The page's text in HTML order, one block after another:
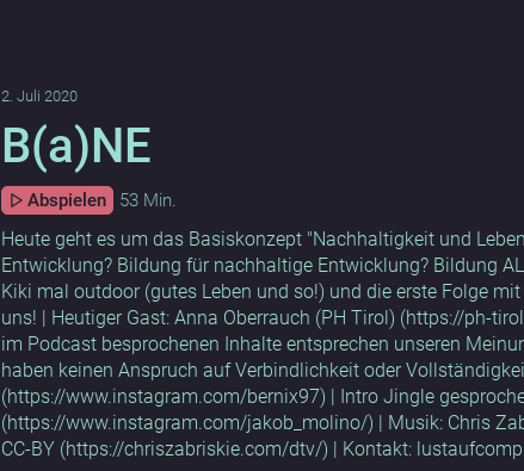
2. Juli 2020
B(a)NE
Abspielen 53 Min.
Heute geht es um das Basiskonzept "Nachhaltigkeit und
Entwicklung? Bildung für nachhaltige Entwicklung? Bildung
Kiki mal outdoor (gutes Leben und so!) und die erste Folge
uns! | Heutiger Gast: Anna Oberrauch (PH Tirol) (https://ph-
im Podcast besprochenen Inhalte entsprechen unseren
haben keinen Anspruch auf Verbindlichkeit oder
(https://www.instagram.com/bernix97) | Intro Jingle
(https://www.instagram.com/jakob_molino/) | Musik: Chris
CC-BY (https://chriszabriskie.com/dtv/) | Kontakt: